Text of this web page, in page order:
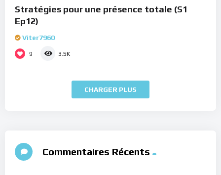
Stratégies pour une présence totale (S1
Ep12)
Viter7960
9 3.5K
CHARGER PLUS
Commentaires Récents